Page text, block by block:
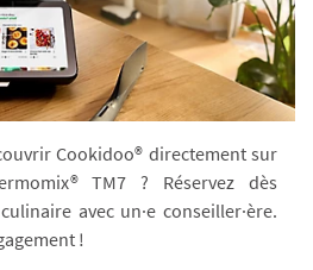
Cookidoo® directement sur
TM7 ? Réservez dès
avec un·e conseiller·ère.
!